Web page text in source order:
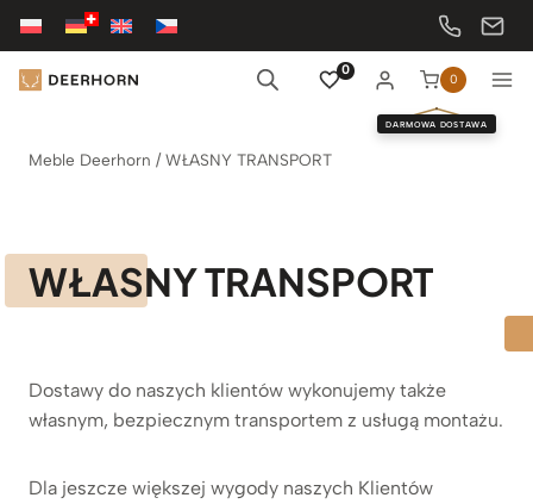
Przejdź
treści
0
0
DARMOWA DOSTAWA
Meble Deerhorn /WŁASNY TRANSPORT
WŁASNY TRANSPORT
Dostawy do naszych klientów wykonujemy także
własnym, bezpiecznym transportem z usługą montażu.
Dla jeszcze większej wygody naszych Klientów